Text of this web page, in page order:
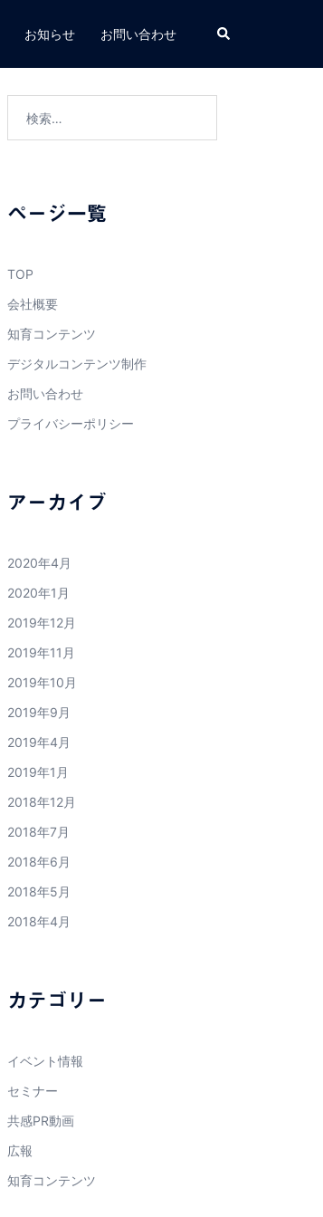
お知らせ お問い合わせ
検
索
ページ一覧
TOP
会社概要
知育コンテンツ
デジタルコンテンツ制作
お問い合わせ
プライバシーポリシー
アーカイブ
2020年4月
2020年1月
2019年12月
2019年11月
2019年10月
2019年9月
2019年4月
2019年1月
2018年12月
2018年7月
2018年6月
2018年5月
2018年4月
カテゴリー
イベント情報
セミナー
共感PR動画
広報
知育コンテンツ